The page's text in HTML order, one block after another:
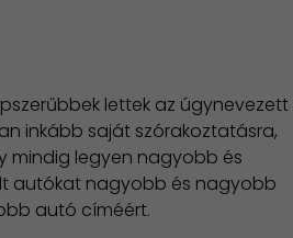
lettek az úgynevezett
inkább saját szórakoztatásra,
mindig legyen nagyobb és
autókat nagyobb és nagyobb
autó címéért.